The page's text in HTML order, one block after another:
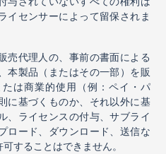
イセンサーによって留保されま
売代理人の、事前の書面による
本製品（またはその一部）を販
は商業的使用（例：ペイ・パ
に基づくものか、それ以外に基
、ライセンスの付与、サブライ
ロード、ダウンロード、送信な
することはできません。